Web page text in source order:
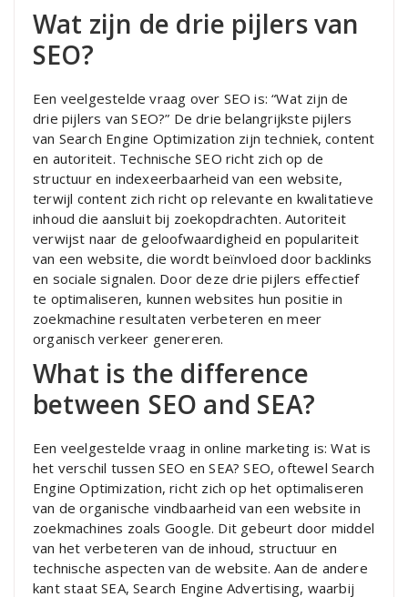
Wat zijn de drie pijlers van
SEO?
Een veelgestelde vraag over SEO is: “Wat zijn de
drie pijlers van SEO?” De drie belangrijkste pijlers
van Search Engine Optimization zijn techniek, content
en autoriteit. Technische SEO richt zich op de
structuur en indexeerbaarheid van een website,
terwijl content zich richt op relevante en kwalitatieve
inhoud die aansluit bij zoekopdrachten. Autoriteit
verwijst naar de geloofwaardigheid en populariteit
van een website, die wordt beïnvloed door backlinks
en sociale signalen. Door deze drie pijlers effectief
te optimaliseren, kunnen websites hun positie in
zoekmachine resultaten verbeteren en meer
organisch verkeer genereren.
What is the difference
between SEO and SEA?
Een veelgestelde vraag in online marketing is: Wat is
het verschil tussen SEO en SEA? SEO, oftewel Search
Engine Optimization, richt zich op het optimaliseren
van de organische vindbaarheid van een website in
zoekmachines zoals Google. Dit gebeurt door middel
van het verbeteren van de inhoud, structuur en
technische aspecten van de website. Aan de andere
kant staat SEA, Search Engine Advertising, waarbij